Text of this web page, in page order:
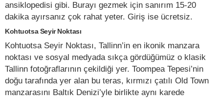
ansiklopedisi gibi. Burayı gezmek için sanırım 15-20
dakika ayırsanız çok rahat yeter. Giriş ise ücretsiz.
Kohtuotsa Seyir Noktası
Kohtuotsa Seyir Noktası, Tallinn’in en ikonik manzara
noktası ve sosyal medyada sıkça gördüğümüz o klasik
Tallinn fotoğraflarının çekildiği yer. Toompea Tepesi’nin
doğu tarafında yer alan bu teras, kırmızı çatılı Old Town
manzarasını Baltık Denizi’yle birlikte aynı karede